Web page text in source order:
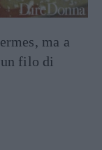
ma a
filo di